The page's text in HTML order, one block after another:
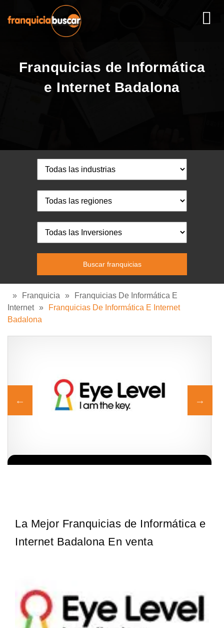
Franquicias de Informática
e Internet Badalona
» Franquicia »
Franquicias De Informática E
Internet »
Franquicias De Informática E Internet
Badalona
La Mejor Franquicias de Informática e
Internet Badalona En venta